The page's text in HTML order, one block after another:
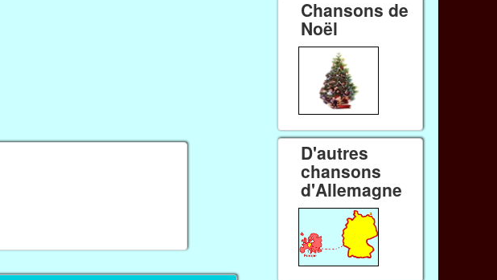
Chansons de
Noël
D'autres
chansons
d'Allemagne